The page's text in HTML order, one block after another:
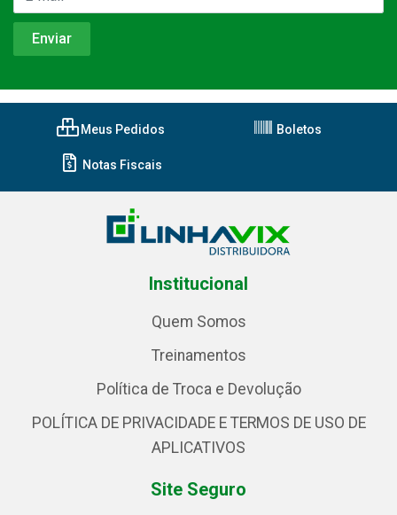
Meus Pedidos Boletos
Notas Fiscais
Institucional
Quem Somos
Treinamentos
Política de Troca e Devolução
POLÍTICA DE PRIVACIDADE E TERMOS DE USO DE
APLICATIVOS
Site Seguro